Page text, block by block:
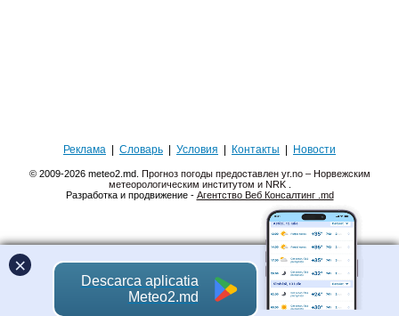
Реклама Словарь Условия Контакты Новости
© 2009-2026 meteo2.md. Прогноз погоды предоставлен yr.no – Норвежским
метеорологическим институтом и NRK
Разработка и продвижение - Агентство Веб Консалтинг .md
×
Descarca aplicatia
Meteo2.md